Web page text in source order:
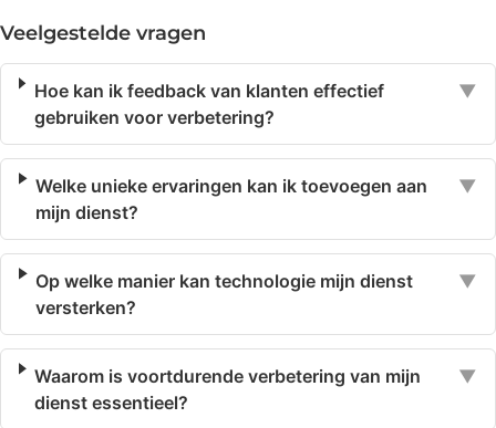
Veelgestelde vragen
Hoe kan ik feedback van klanten effectief
gebruiken voor verbetering?
▼
Welke unieke ervaringen kan ik toevoegen aan
mijn dienst?
▼
Op welke manier kan technologie mijn dienst
versterken?
▼
Waarom is voortdurende verbetering van mijn
dienst essentieel?
▼